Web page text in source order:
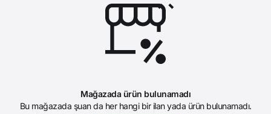
Mağazada ürün bulunamadı
Bu mağazada şuan da her hangi bir ilan yada ürün bulunamadı.